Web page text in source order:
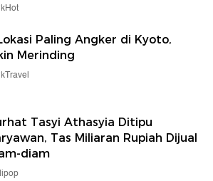
Paling Angker di Kyoto,
Merinding
Tasyi Athasyia Ditipu
Tas Miliaran Rupiah Dijual
diam